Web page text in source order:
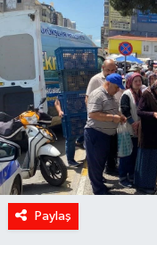
Paylaş